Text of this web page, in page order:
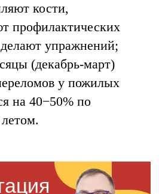
кости,
профилактических
упражнений;
(декабрь-март)
у пожилых
на 40−50% по